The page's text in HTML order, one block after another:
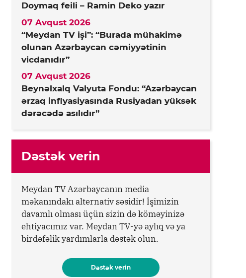
Doymaq feili – Ramin Deko yazır
“Meydan TV işi”: “Burada mühakimə
olunan Azərbaycan cəmiyyətinin
vicdanıdır”
07 Avqust 2026
Beynəlxalq Valyuta Fondu: “Azərbaycan
ərzaq inflyasiyasında Rusiyadan yüksək
dərəcədə asılıdır”
07 Avqust 2026
Dəstək verin
Meydan TV Azərbaycanın media
məkanındakı alternativ səsidir! İşimizin
davamlı olması üçün sizin də köməyinizə
ehtiyacımız var. Meydan TV-yə aylıq və ya
birdəfəlik yardımlarla dəstək olun.
Dəstək verin